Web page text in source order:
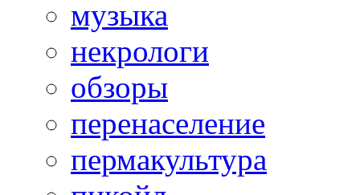
музыка
некрологи
обзоры
перенаселение
пермакультура